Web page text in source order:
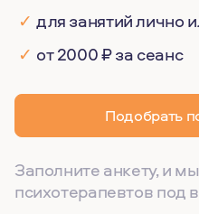
✓ для занятий лично
✓ от 2000 ₽ за сеанс
Подобрать
Заполните анкету, и
психотерапевтов под